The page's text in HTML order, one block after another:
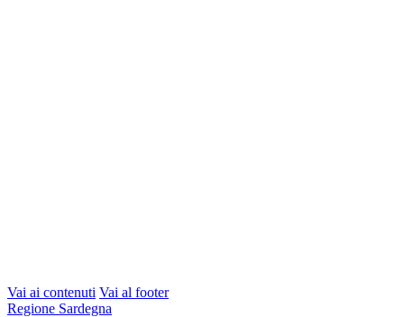
Vai ai contenuti Vai al footer
Regione Sardegna